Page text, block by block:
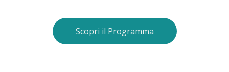
Scopri il Programma